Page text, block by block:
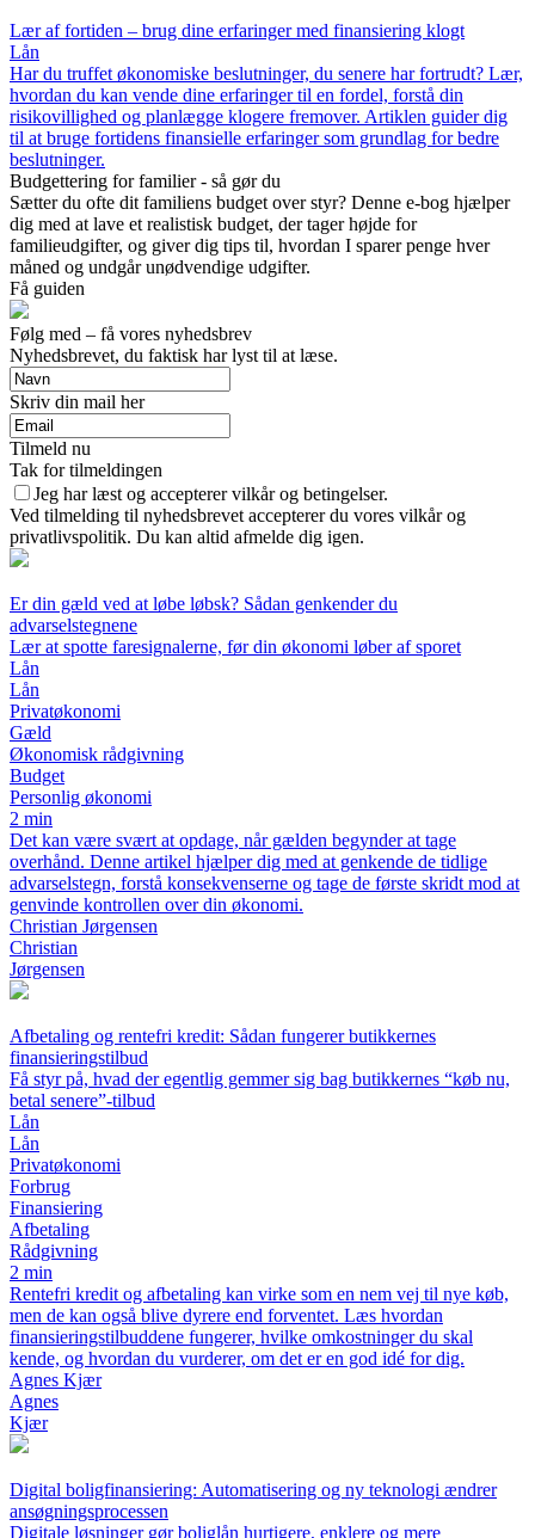
Lær af fortiden – brug dine erfaringer med finansiering klogt
Lån
Har du truffet økonomiske beslutninger, du senere har fortrudt? Lær,
hvordan du kan vende dine erfaringer til en fordel, forstå din
risikovillighed og planlægge klogere fremover. Artiklen guider dig
til at bruge fortidens finansielle erfaringer som grundlag for bedre
beslutninger.
Budgettering for familier - så gør du
Sætter du ofte dit familiens budget over styr? Denne e-bog hjælper
dig med at lave et realistisk budget, der tager højde for
familieudgifter, og giver dig tips til, hvordan I sparer penge hver
måned og undgår unødvendige udgifter.
Få guiden
Følg med – få vores nyhedsbrev
Nyhedsbrevet, du faktisk har lyst til at læse.
Skriv din mail her
Tilmeld nu
Tak for tilmeldingen
Jeg har læst og accepterer vilkår og betingelser.
Ved tilmelding til nyhedsbrevet accepterer du vores vilkår og
privatlivspolitik. Du kan altid afmelde dig igen.
Er din gæld ved at løbe løbsk? Sådan genkender du
advarselstegnene
Lær at spotte faresignalerne, før din økonomi løber af sporet
Lån
Lån
Privatøkonomi
Gæld
Økonomisk rådgivning
Budget
Personlig økonomi
2 min
Det kan være svært at opdage, når gælden begynder at tage
overhånd. Denne artikel hjælper dig med at genkende de tidlige
advarselstegn, forstå konsekvenserne og tage de første skridt mod at
genvinde kontrollen over din økonomi.
Christian Jørgensen
Christian
Jørgensen
Afbetaling og rentefri kredit: Sådan fungerer butikkernes
finansieringstilbud
Få styr på, hvad der egentlig gemmer sig bag butikkernes “køb nu,
betal senere”-tilbud
Lån
Lån
Privatøkonomi
Forbrug
Finansiering
Afbetaling
Rådgivning
2 min
Rentefri kredit og afbetaling kan virke som en nem vej til nye køb,
men de kan også blive dyrere end forventet. Læs hvordan
finansieringstilbuddene fungerer, hvilke omkostninger du skal
kende, og hvordan du vurderer, om det er en god idé for dig.
Agnes Kjær
Agnes
Kjær
Digital boligfinansiering: Automatisering og ny teknologi ændrer
ansøgningsprocessen
Digitale løsninger gør boliglån hurtigere, enklere og mere